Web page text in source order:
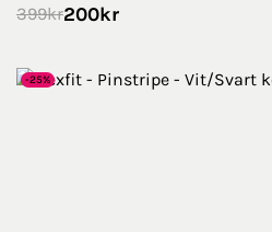
399kr200kr
-25%